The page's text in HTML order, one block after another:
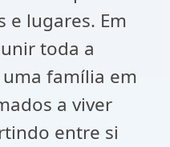
e lugares. Em
toda a
família em
a viver
entre si